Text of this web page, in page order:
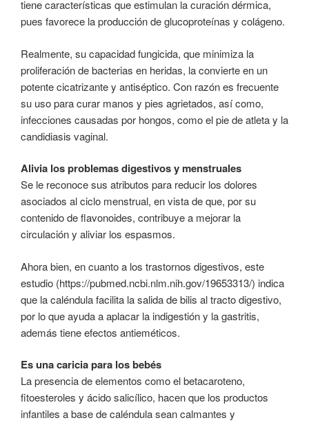
tiene características que estimulan la curación dérmica,
pues favorece la producción de glucoproteínas y colágeno.
Realmente, su capacidad fungicida, que minimiza la
proliferación de bacterias en heridas, la convierte en un
potente cicatrizante y antiséptico. Con razón es frecuente
su uso para curar manos y pies agrietados, así como,
infecciones causadas por hongos, como el pie de atleta y la
candidiasis vaginal.
Alivia los problemas digestivos y menstruales
Se le reconoce sus atributos para reducir los dolores
asociados al ciclo menstrual, en vista de que, por su
contenido de flavonoides, contribuye a mejorar la
circulación y aliviar los espasmos.
Ahora bien, en cuanto a los trastornos digestivos, este
estudio (https://pubmed.ncbi.nlm.nih.gov/19653313/) indica
que la caléndula facilita la salida de bilis al tracto digestivo,
por lo que ayuda a aplacar la indigestión y la gastritis,
además tiene efectos antieméticos.
Es una caricia para los bebés
La presencia de elementos como el betacaroteno,
fitoesteroles y ácido salicílico, hacen que los productos
infantiles a base de caléndula sean calmantes y